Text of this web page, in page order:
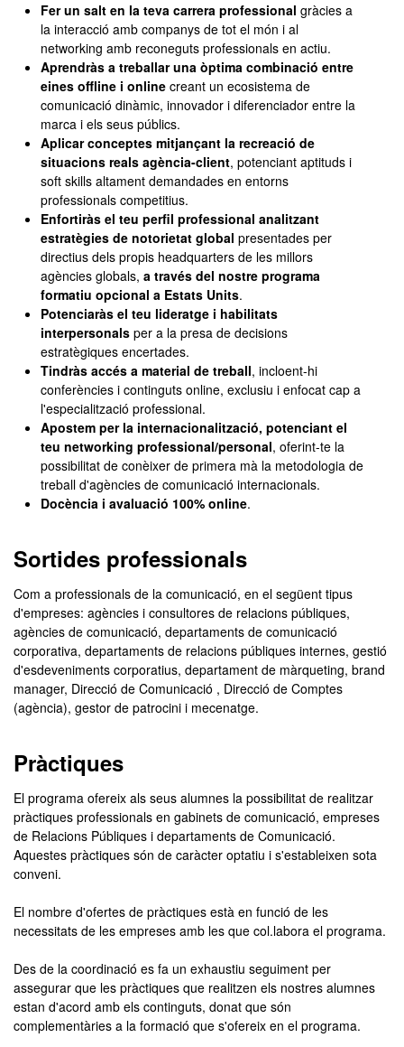
seconds
Fer un salt en la teva carrera professional gràcies a
la interacció amb companys de tot el món i al
networking amb reconeguts professionals en actiu.
Aprendràs a treballar una òptima combinació entre
eines offline i online creant un ecosistema de
comunicació dinàmic, innovador i diferenciador entre la
marca i els seus públics.
Aplicar conceptes mitjançant la recreació de
situacions reals agència-client, potenciant aptituds i
soft skills altament demandades en entorns
professionals competitius.
Enfortiràs el teu perfil professional analitzant
estratègies de notorietat global presentades per
directius dels propis headquarters de les millors
agències globals, a través del nostre programa
formatiu opcional a Estats Units.
Potenciaràs el teu lideratge i habilitats
interpersonals per a la presa de decisions
estratègiques encertades.
Tindràs accés a material de treball, incloent-hi
conferències i continguts online, exclusiu i enfocat cap a
l'especialització professional.
Apostem per la internacionalització, potenciant el
teu networking professional/personal, oferint-te la
possibilitat de conèixer de primera mà la metodologia de
treball d'agències de comunicació internacionals.
Docència i avaluació 100% online.
Sortides professionals
Com a professionals de la comunicació, en el següent tipus
d'empreses: agències i consultores de relacions públiques,
agències de comunicació, departaments de comunicació
corporativa, departaments de relacions públiques internes, gestió
d'esdeveniments corporatius, departament de màrqueting, brand
manager, Direcció de Comunicació , Direcció de Comptes
(agència), gestor de patrocini i mecenatge.
Pràctiques
El programa ofereix als seus alumnes la possibilitat de realitzar
pràctiques professionals en gabinets de comunicació, empreses
de Relacions Públiques i departaments de Comunicació.
Aquestes pràctiques són de caràcter optatiu i s'estableixen sota
conveni.
El nombre d'ofertes de pràctiques està en funció de les
necessitats de les empreses amb les que col.labora el programa.
Des de la coordinació es fa un exhaustiu seguiment per
assegurar que les pràctiques que realitzen els nostres alumnes
estan d'acord amb els continguts, donat que són
complementàries a la formació que s'ofereix en el programa.